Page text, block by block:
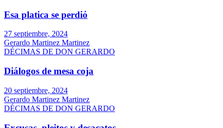
Esa platica se perdió
27 septiembre, 2024
Gerardo Martinez Martinez
DÉCIMAS DE DON GERARDO
Diálogos de mesa coja
20 septiembre, 2024
Gerardo Martinez Martinez
DÉCIMAS DE DON GERARDO